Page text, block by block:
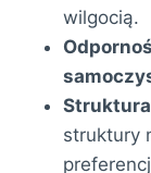
wilgocią.
struktury